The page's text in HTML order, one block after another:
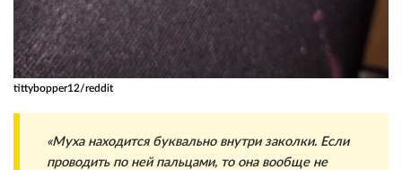
tittybopper12/reddit
«Муха находится буквально внутри заколки. Если
проводить по ней пальцами, то она вообще не